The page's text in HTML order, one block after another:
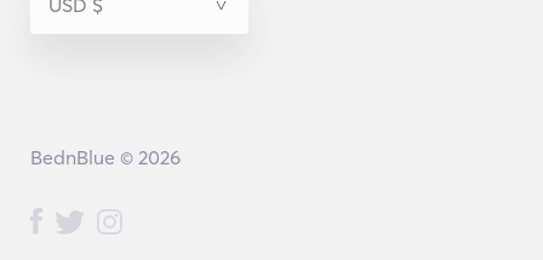
BednBlue © 2026